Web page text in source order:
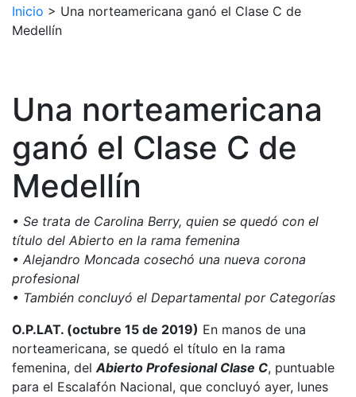
Inicio > Una norteamericana ganó el Clase C de
Medellín
Una norteamericana
ganó el Clase C de
Medellín
• Se trata de Carolina Berry, quien se quedó con el
título del Abierto en la rama femenina
• Alejandro Moncada cosechó una nueva corona
profesional
• También concluyó el Departamental por Categorías
O.P.LAT. (octubre 15 de 2019) En manos de una
norteamericana, se quedó el título en la rama
femenina, delAbierto Profesional Clase C, puntuable
para el Escalafón Nacional, que concluyó ayer, lunes